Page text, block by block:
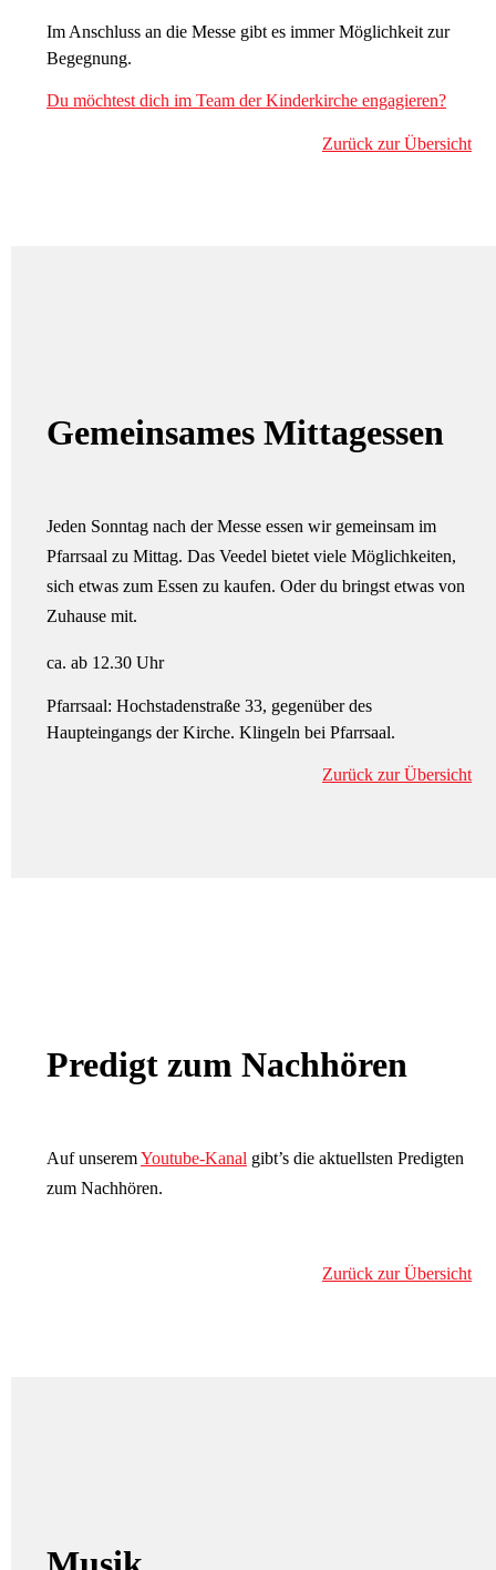
Im Anschluss an die Messe gibt es immer Möglichkeit zur
Begegnung.
Du möchtest dich im Team der Kinderkirche engagieren?
Zurück zur Übersicht
Gemeinsames Mittagessen
Jeden Sonntag nach der Messe essen wir gemeinsam im
Pfarrsaal zu Mittag. Das Veedel bietet viele Möglichkeiten,
sich etwas zum Essen zu kaufen. Oder du bringst etwas von
Zuhause mit.
ca. ab 12.30 Uhr
Pfarrsaal: Hochstadenstraße 33, gegenüber des
Haupteingangs der Kirche. Klingeln bei Pfarrsaal.
Zurück zur Übersicht
Predigt zum Nachhören
Auf unseremYoutube-Kanal gibt’s die aktuellsten Predigten
zum Nachhören.
Zurück zur Übersicht